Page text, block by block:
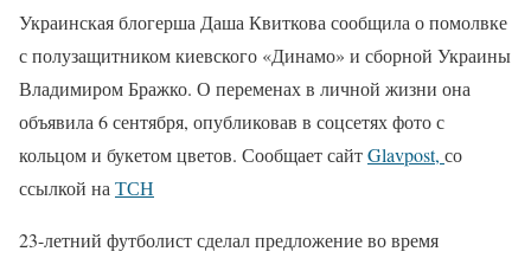
Украинская блогерша Даша Квиткова сообщила о помолвке
с полузащитником киевского «Динамо» и сборной Украины
Владимиром Бражко. О переменах в личной жизни она
объявила 6 сентября, опубликовав в соцсетях фото с
кольцом и букетом цветов. Сообщает сайтGlavpost, со
ссылкой на ТСН
23-летний футболист сделал предложение во время